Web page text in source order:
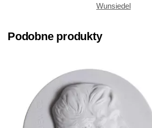
Wunsiedel
Podobne produkty